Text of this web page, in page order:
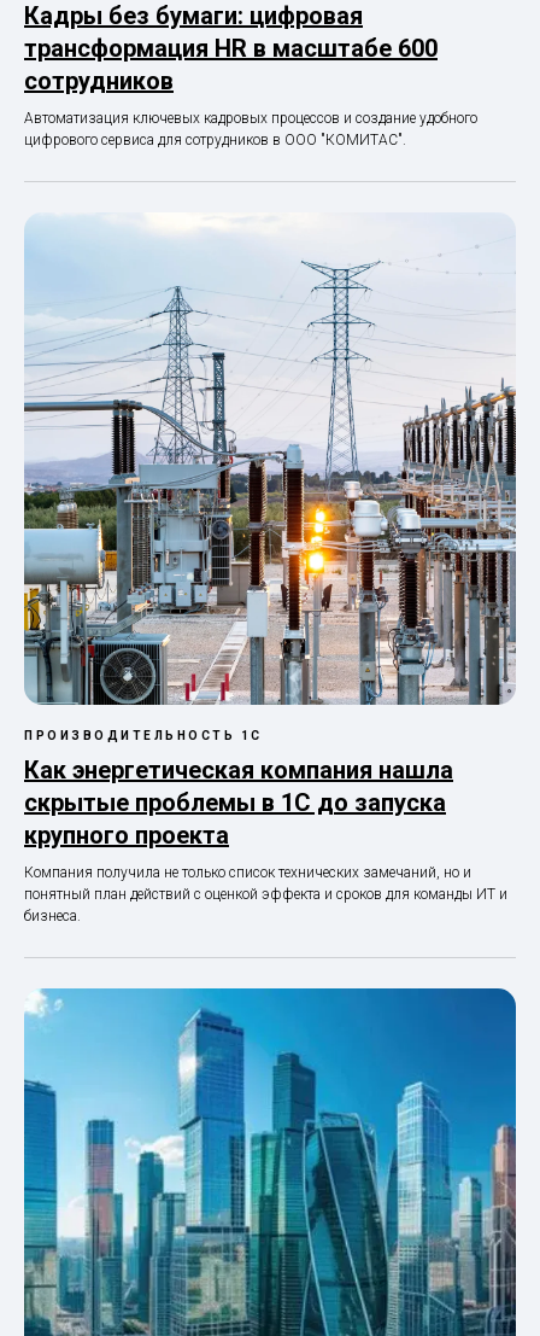
Кадры без бумаги: цифровая
трансформация HR в масштабе 600
сотрудников
Автоматизация ключевых кадровых процессов и создание удобного
цифрового сервиса для сотрудников в ООО "КОМИТАС".
ПРОИЗВОДИТЕЛЬНОСТЬ 1С
Как энергетическая компания нашла
скрытые проблемы в 1С до запуска
крупного проекта
Компания получила не только список технических замечаний, но и
понятный план действий с оценкой эффекта и сроков для команды ИТ и
бизнеса.